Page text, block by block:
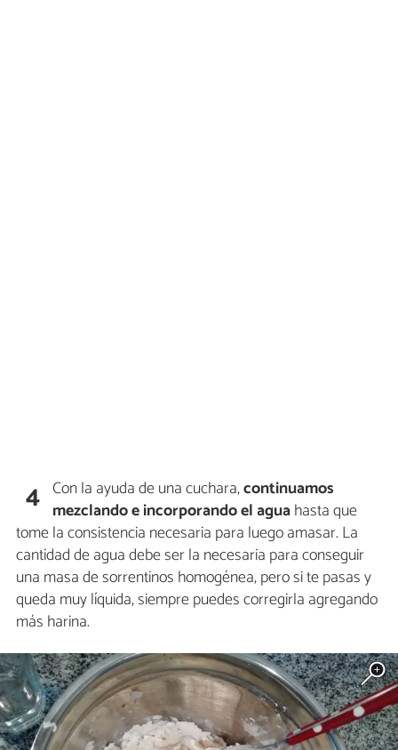
4 Con la ayuda de una cuchara,continuamos
mezclando e incorporando el aguahasta que
tome la consistencia necesaria para luego amasar. La
cantidad de agua debe ser la necesaria para conseguir
una masa de sorrentinos homogénea, pero si te pasas y
queda muy líquida, siempre puedes corregirla agregando
más harina.